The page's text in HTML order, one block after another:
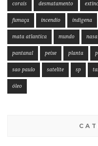
corais desmatamento
fumaça incendio indigena
mata atlantica mundo nasa
pantanal peixe planta
sao paulo satelite sp
óleo